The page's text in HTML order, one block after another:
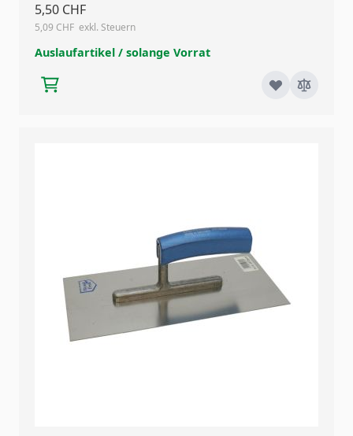
5,50 CHF
5,09 CHF
Auslaufartikel / solange Vorrat